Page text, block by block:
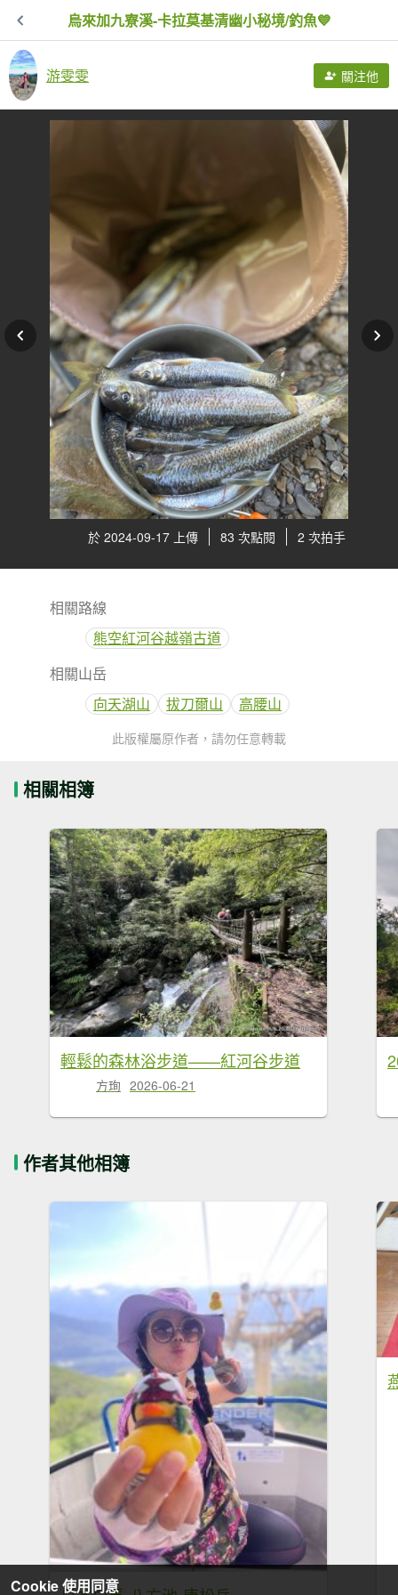
烏來加九寮溪-卡拉莫基清幽小秘境/釣魚💙
游雯雯 關注他
於 2024-09-17 上傳 83 次點閱 2 次拍手
相關路線
熊空紅河谷越嶺古道
相關山岳
向天湖山
拔刀爾山 高腰山
此版權屬原作者，請勿任意轉載
相關相簿
輕鬆的森林浴步道——紅河谷步道
方珣 2026-06-21
作者其他相簿
Cookie 使用同意